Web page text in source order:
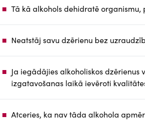
Tā kā alkohols dehidratē
Neatstāj savu dzērienu bez
Ja iegādājies alkoholiskos
izgatavošanas laikā ievēroti
Atceries, ka nav tāda alkohola